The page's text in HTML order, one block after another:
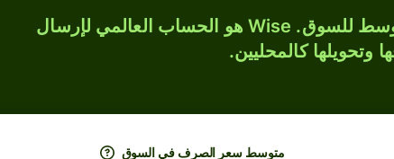
حوّل SGD إلى BHD بسعر الصرف المتوسط للسوق. Wise هو الحساب العالمي لإرسال
وتحويلها كالمحليين.
متوسط ​​سعر الصرف في السوق